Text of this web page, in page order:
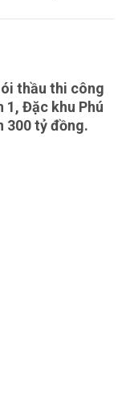
thầu thi công
Đặc khu Phú
300 tỷ đồng.